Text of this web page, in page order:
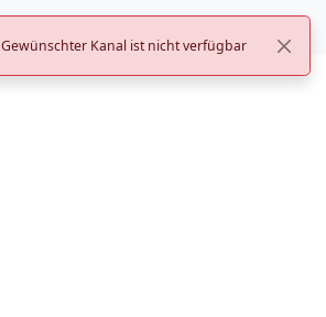
Gewünschter Kanal ist nicht verfügbar